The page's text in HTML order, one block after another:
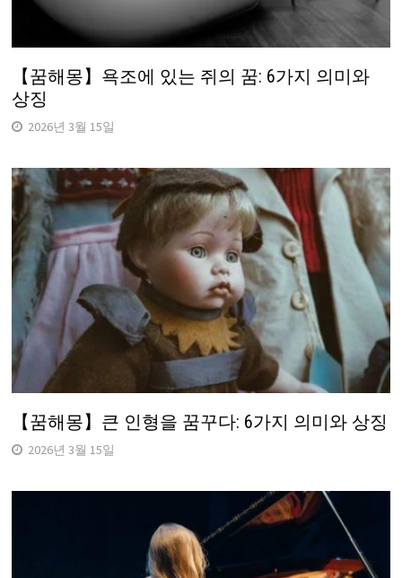
【꿈해몽】욕조에 있는 쥐의 꿈: 6가지 의미와
상징
2026년 3월 15일
【꿈해몽】큰 인형을 꿈꾸다: 6가지 의미와 상징
2026년 3월 15일